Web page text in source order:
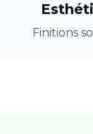
Finitions